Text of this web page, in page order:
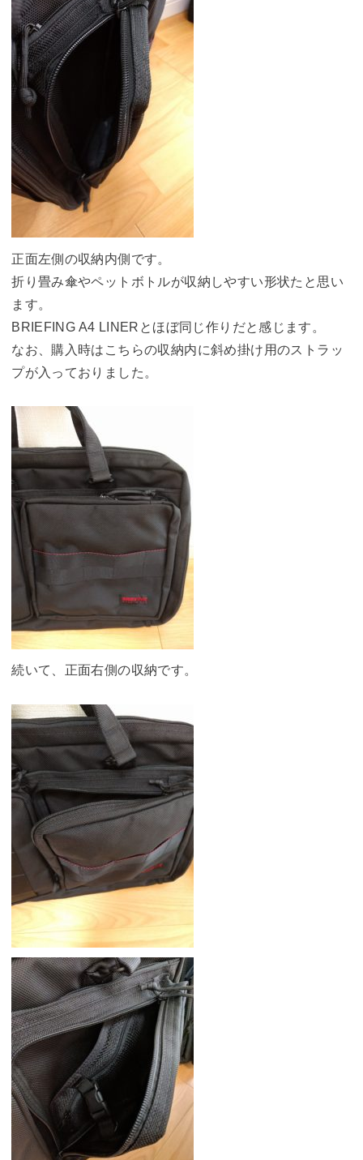
正面左側の収納内側です。
折り畳み傘やペットボトルが収納しやすい形状たと思い
ます。
BRIEFING A4 LINERとほぼ同じ作りだと感じます。
なお、購入時はこちらの収納内に斜め掛け用のストラッ
プが入っておりました。
続いて、正面右側の収納です。